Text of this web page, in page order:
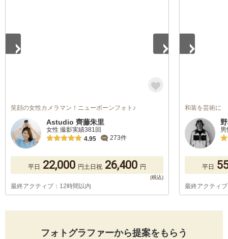
笑顔の女性カメラマン！ニューボーンフォト♪
Astudio 齊藤朱里
女性 撮影実績381回
4.95
273件
平日 22,000 円土日祝 26,400 円
最終アクティブ：12時間以内
和装を芸術に
平日
最終アクティ
フォトグラファーから提案をもらう